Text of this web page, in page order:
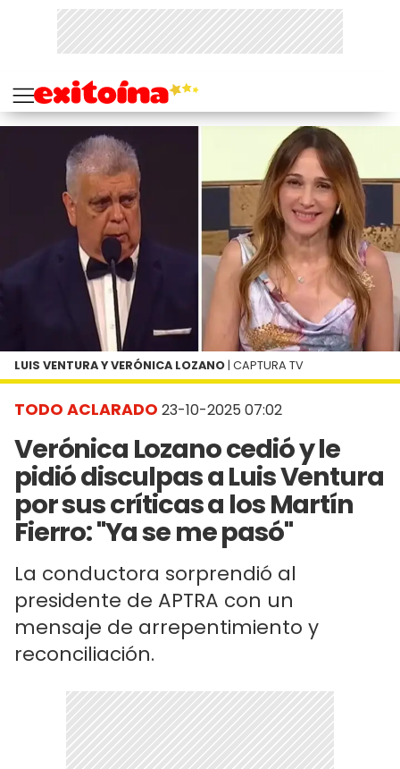
TODO ACLARADO 23-10-2025 07:02
Verónica Lozano cedió y le
pidió disculpas a Luis Ventura
por sus críticas a los Martín
Fierro: "Ya se me pasó"
La conductora sorprendió al
presidente de APTRA con un
mensaje de arrepentimiento y
reconciliación.
LUIS VENTURA Y VERÓNICA LOZANO | CAPTURA TV